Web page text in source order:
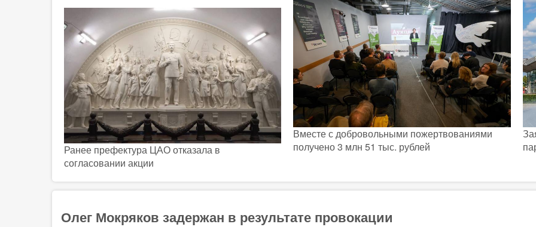
Ранее префектура ЦАО отказала в
согласовании акции
Вместе с добровольными пожертвованиями
получено 3 млн 51 тыс. рублей
Олег Мокряков задержан в результате провокации